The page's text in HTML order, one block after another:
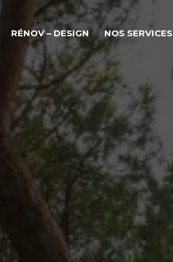
RÉNOV – DESIGN NOS SERVICES